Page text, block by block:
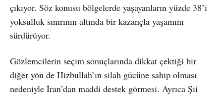
çıkıyor. Söz konusu bölgelerde yaşayanların yüzde 38’i
yoksulluk sınırının altında bir kazançla yaşamını
sürdürüyor.
Gözlemcilerin seçim sonuçlarında dikkat çektiği bir
diğer yön de Hizbullah’ın silah gücüne sahip olması
nedeniyle İran’dan maddi destek görmesi. Ayrıca Şii